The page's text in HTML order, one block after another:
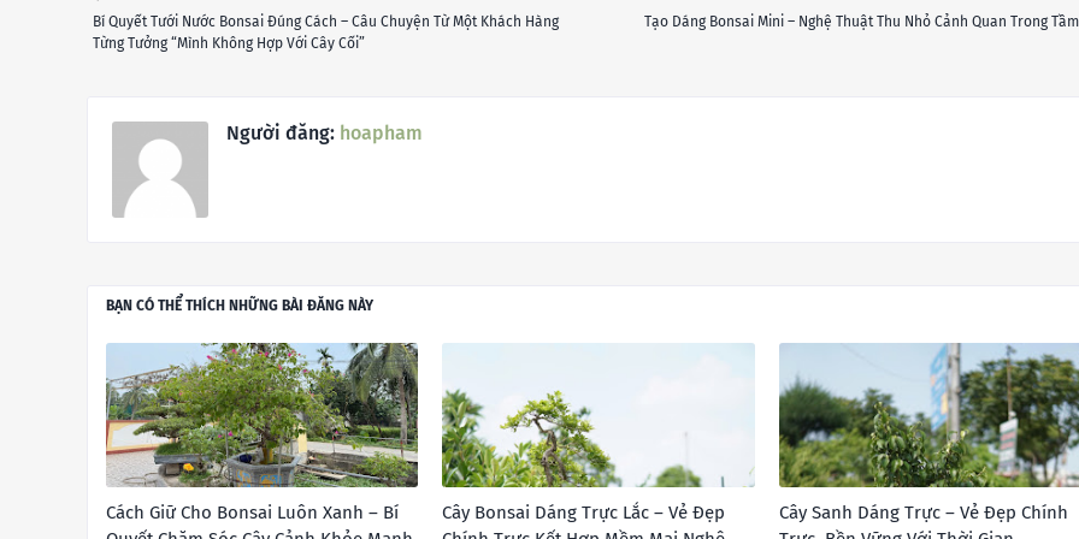
Tạo Dáng Bonsai Mini – Nghệ Thuật Thu Nhỏ Cảnh Quan Trong
Bí Quyết Tưới Nước Bonsai Đúng Cách – Câu Chuyện Từ Một Khách Hàng
Từng Tưởng “Mình Không Hợp Với Cây Cối”
Người đăng: hoapham
BẠN CÓ THỂ THÍCH NHỮNG BÀI ĐĂNG NÀY
Cách Giữ Cho Bonsai Luôn Xanh – Bí
Cây Bonsai Dáng Trực Lắc – Vẻ Đẹp
Cây Sanh Dáng Trực – Vẻ Đẹp Chính